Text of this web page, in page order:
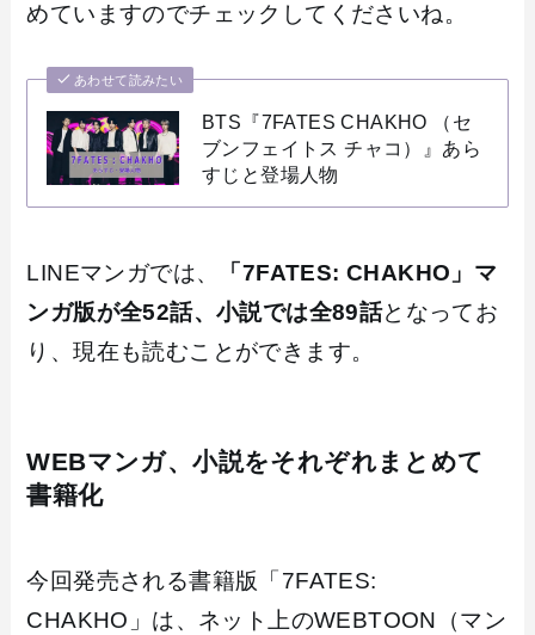
めていますのでチェックしてくださいね。
あわせて読みたい
BTS『7FATES CHAKHO （セ
ブンフェイトス チャコ）』あら
すじと登場人物
LINEマンガでは、
「7FATES: CHAKHO」マ
ンガ版が全52話、小説では全89話となってお
り、現在も読むことができます。
WEBマンガ、小説をそれぞれまとめて
書籍化
今回発売される書籍版「7FATES:
CHAKHO」は、ネット上のWEBTOON（マン